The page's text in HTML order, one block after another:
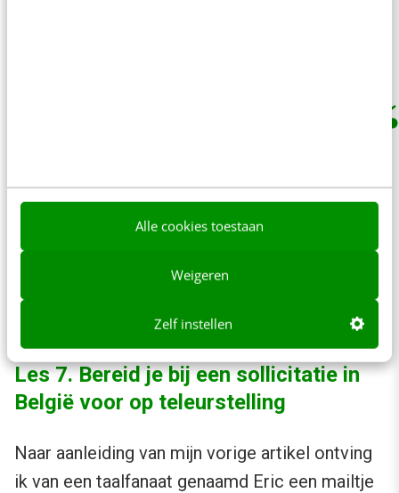
Alle cookies toestaan
Weigeren
Zelf instellen
Maar andersom kan ik ook een voorbeeld
noemen. Wanneer ik tegen een Vlaming zeg dat
zijn hondje gerust in het park mag poepen,
denkt hij dat ik zijn poedel wil aansporen tot
Les 7. Bereid je bij een sollicitatie in
België voor op teleurstelling
Naar aanleiding van mijn vorige artikel ontving
ik van een taalfanaat genaamd Eric een mailtje